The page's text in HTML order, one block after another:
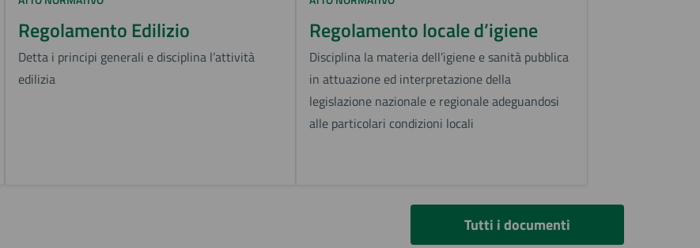
Regolamento Edilizio
Detta i principi generali e disciplina l’attività
edilizia
Regolamento locale d’igiene
Disciplina la materia dell’igiene e sanità pubblica
in attuazione ed interpretazione della
legislazione nazionale e regionale adeguandosi
alle particolari condizioni locali
Tutti i documenti